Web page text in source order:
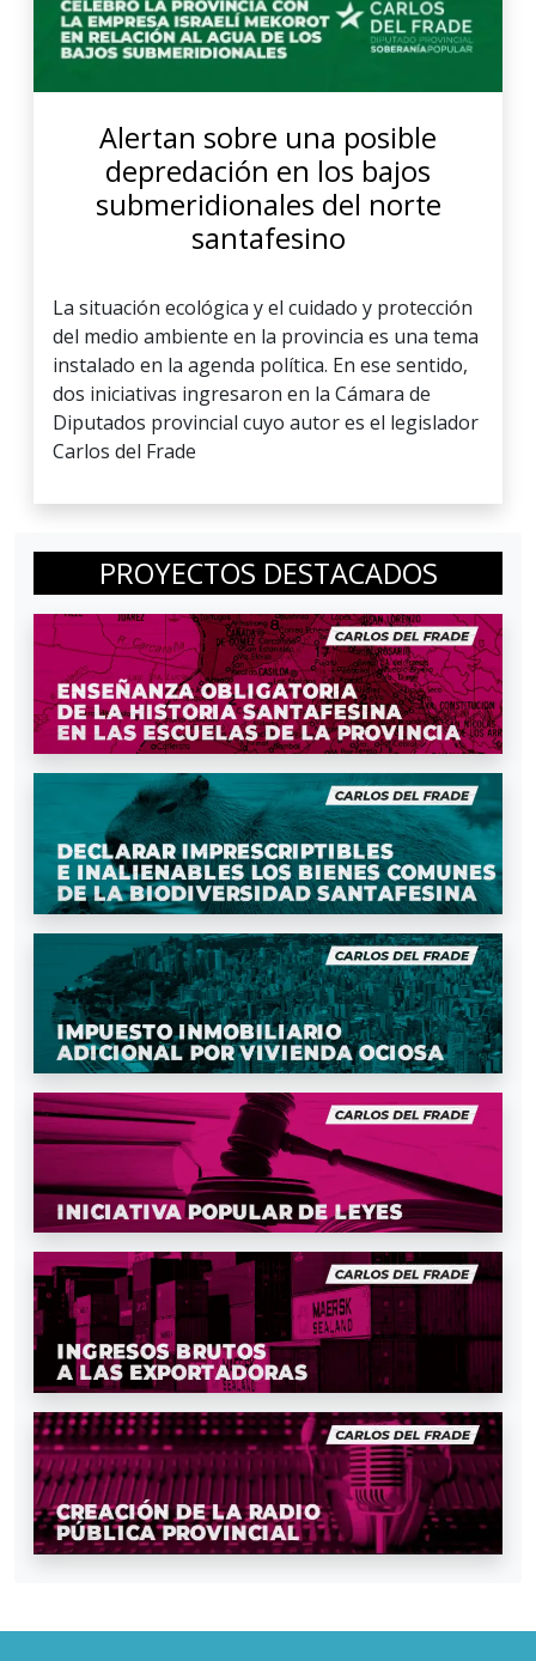
Alertan sobre una posible
depredación en los bajos
submeridionales del norte
santafesino
La situación ecológica y el cuidado y protección
del medio ambiente en la provincia es una tema
instalado en la agenda política. En ese sentido,
dos iniciativas ingresaron en la Cámara de
Diputados provincial cuyo autor es el legislador
Carlos del Frade
PROYECTOS DESTACADOS